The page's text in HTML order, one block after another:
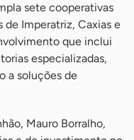
sete cooperativas
de Imperatriz, Caxias e
que inclui
especializadas,
a soluções de
Mauro Borralho,